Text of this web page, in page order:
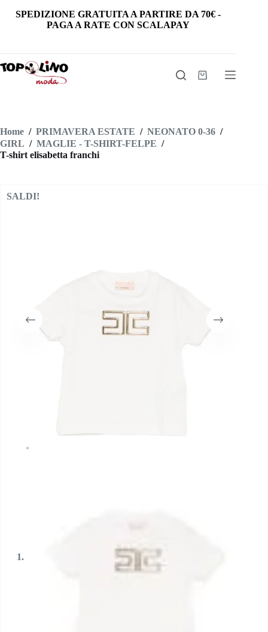
SPEDIZIONE GRATUITA A PARTIRE DA 70€ -
PAGA A RATE CON SCALAPAY
Carrello
Home / PRIMAVERA ESTATE / NEONATO 0-36 /
GIRL / MAGLIE - T-SHIRT-FELPE /
T-shirt elisabetta franchi
SALDI!